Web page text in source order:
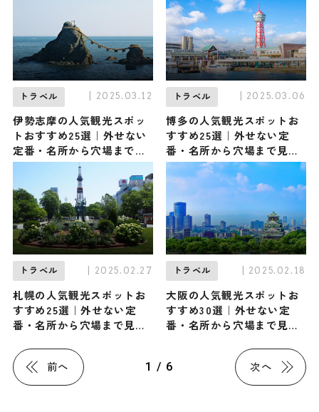
トラベル | 2025.03.12
伊勢志摩の人気観光スポッ
トおすすめ25選｜外せない
定番・名所から穴場まで見
どころ満載の観光地を紹介
トラベル | 2025.03.06
博多の人気観光スポットお
すすめ25選｜外せない定
番・名所から穴場まで見ど
ころ満載の観光地を紹介
トラベル | 2025.02.27
札幌の人気観光スポットお
すすめ25選｜外せない定
番・名所から穴場まで見ど
トラベル | 2025.02.18
大阪の人気観光スポットお
すすめ30選｜外せない定
番・名所から穴場まで見ど
前へ 1 / 6 次へ